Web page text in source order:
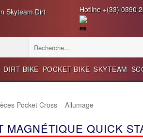
Skyteam Dirt
Hotline +(33) 0390
DIRT BIKE POCKET BIKE SKYTEAM
Pocket Cross Allumage
MAGNÉTIQUE QUICK